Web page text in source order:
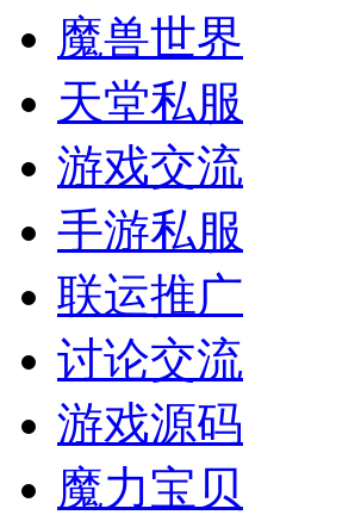
魔兽世界
天堂私服
游戏交流
手游私服
联运推广
讨论交流
游戏源码
魔力宝贝